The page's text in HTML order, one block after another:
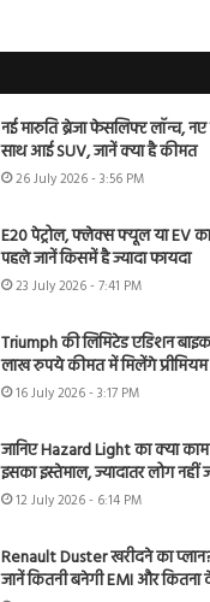
नई मारुति ब्रेजा फेसलिफ्ट लॉन्च,
साथ आई SUV, जानें क्या है कीमत
26 July 2026 - 3:56 PM
E20 पेट्रोल, फ्लेक्स फ्यूल या EV
पहले जानें किसमें है ज्यादा फायदा
23 July 2026 - 7:41 PM
Triumph की लिमिटेड एडिशन
लाख रुपये कीमत में मिलेंगे प्रीमियम
16 July 2026 - 3:17 PM
जानिए Hazard Light का क्या
इसका इस्तेमाल, ज्यादातर लोग नहीं
12 July 2026 - 6:14 PM
Renault Duster खरीदने का
जानें कितनी बनेगी EMI और कितना